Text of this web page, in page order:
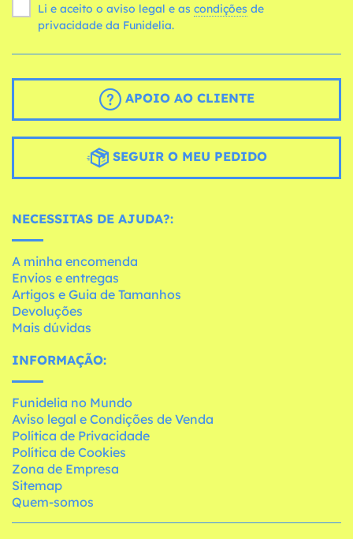
Li e aceito o aviso legal e as condições
privacidade da Funidelia.
APOIO AO CLIENTE
SEGUIR O MEU PEDIDO
NECESSITAS DE AJUDA?:
A minha encomenda
Envios e entregas
Artigos e Guia de Tamanhos
Devoluções
Mais dúvidas
INFORMAÇÃO:
Funidelia no Mundo
Aviso legal e Condições de Venda
Política de Privacidade
Política de Cookies
Zona de Empresa
Sitemap
Quem-somos